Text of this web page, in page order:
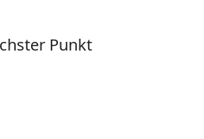
Punkt